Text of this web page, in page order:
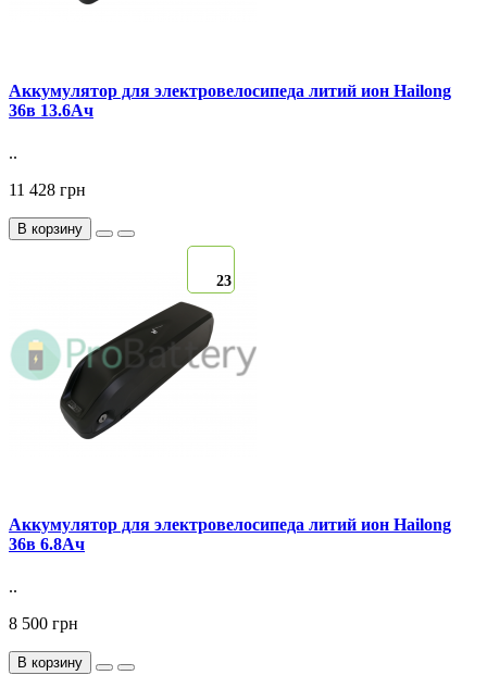
Аккумулятор для электровелосипеда литий ион Hailong
36в 13.6Ач
..
11 428 грн
В корзину
23
Аккумулятор для электровелосипеда литий ион Hailong
36в 6.8Ач
..
8 500 грн
В корзину